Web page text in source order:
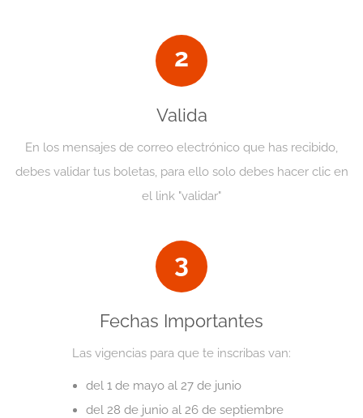
2
Valida
En los mensajes de correo electrónico que has recibido,
debes validar tus boletas, para ello solo debes hacer clic en
el link "validar"
3
Fechas Importantes
Las vigencias para que te inscribas van:
del 1 de mayo al 27 de junio
del 28 de junio al 26 de septiembre